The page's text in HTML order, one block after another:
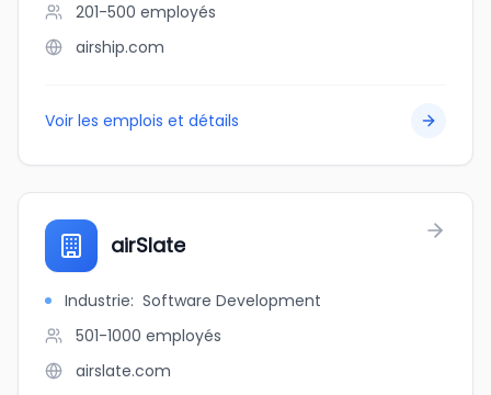
201-500 employés
airship.com
Voir les emplois et détails
airSlate
Industrie: Software Development
501-1000 employés
airslate.com